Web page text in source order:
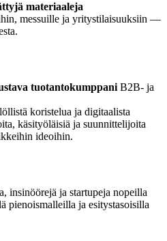
materiaaleja
messuille ja yritystilaisuuksiin —
tuotantokumppani B2B- ja
koristelua ja digitaalista
käsityöläisiä ja suunnittelijoita
ideoihin.
insinöörejä ja startupeja nopeilla
pienoismalleilla ja esitystasoisilla